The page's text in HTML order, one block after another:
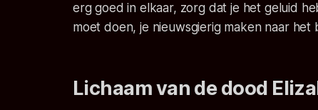
erg goed in elkaar, zorg dat je het geluid
moet doen, je nieuwsgierig maken naar het
Lichaam van de dood